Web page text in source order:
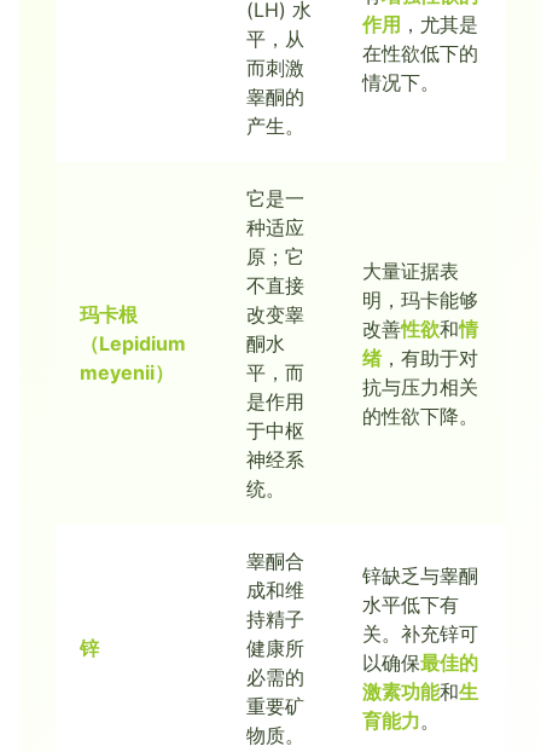
(LH) 水
平，从
而刺激
睾酮的
产生。
作用 ，尤其是
在性欲低下的
情况下。
玛卡根
（Lepidium
meyenii）
它是一
种适应
原；它
不直接
改变睾
酮水
平，而
是作用
于中枢
神经系
统。
大量证据表
明，玛卡能够
改善性欲和情
绪 ，有助于对
抗与压力相关
的性欲下降。
锌
睾酮合
成和维
持精子
健康所
必需的
重要矿
物质。
锌缺乏与睾酮
水平低下有
关。补充锌可
以确保最佳的
激素功能和生
育能力。